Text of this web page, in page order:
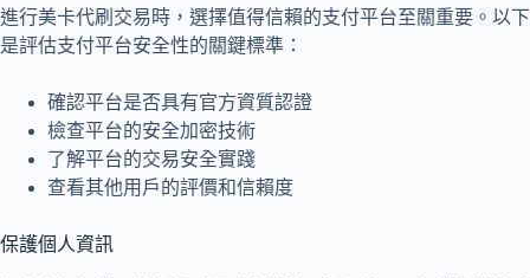
進行美卡代刷交易時，選擇值得信賴的支付平台至關重要。以下
是評估支付平台安全性的關鍵標準：
確認平台是否具有官方資質認證
檢查平台的安全加密技術
了解平台的交易安全實踐
查看其他用戶的評價和信賴度
保護個人資訊